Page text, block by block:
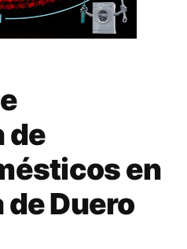
de
en
de Duero